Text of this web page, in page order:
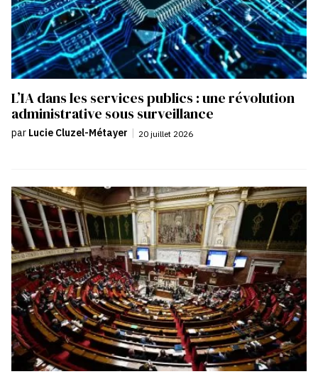
L’IA dans les services publics : une révolution
administrative sous surveillance
par Lucie Cluzel-Métayer | 20 juillet 2026